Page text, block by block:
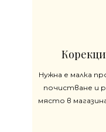
Нужна е малка
почистване и
място в